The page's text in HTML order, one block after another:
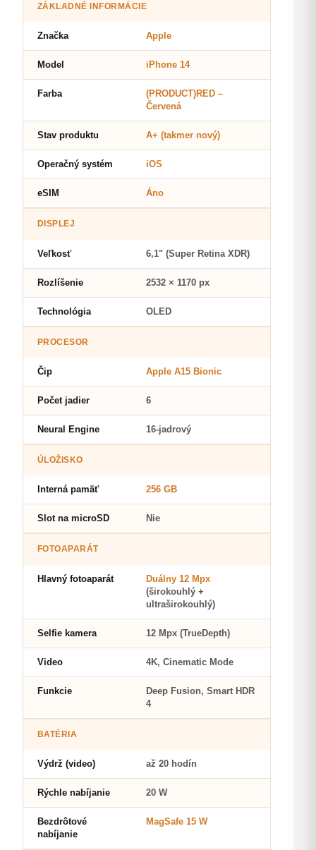
ZÁKLADNÉ INFORMÁCIE
Značka Apple
Model iPhone 14
Farba
(PRODUCT)RED –
Červená
Stav produktu A+ (takmer nový)
Operačný systém iOS
eSIM Áno
DISPLEJ
Veľkosť 6,1" (Super Retina XDR)
Rozlíšenie 2532 × 1170 px
Technológia OLED
PROCESOR
Čip Apple A15 Bionic
Počet jadier 6
Neural Engine 16-jadrový
ÚLOŽISKO
Interná pamäť 256 GB
Slot na microSD Nie
FOTOAPARÁT
Hlavný fotoaparát
Duálny 12 Mpx
(širokouhlý +
ultraširokouhlý)
Selfie kamera 12 Mpx (TrueDepth)
Video 4K, Cinematic Mode
Funkcie
Deep Fusion, Smart HDR
4
BATÉRIA
Výdrž (video) až 20 hodín
Rýchle nabíjanie 20 W
Bezdrôtové
nabíjanie
MagSafe 15 W